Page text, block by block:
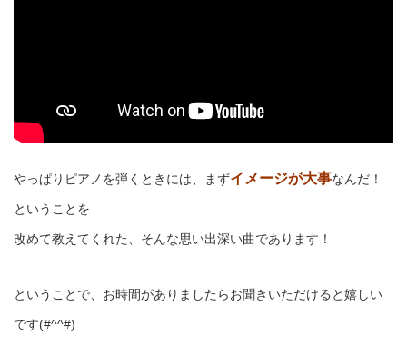
やっぱりピアノを弾くときには、まずイメージが大事なんだ！
ということを
改めて教えてくれた、そんな思い出深い曲であります！
ということで、お時間がありましたらお聞きいただけると嬉しい
です(#^^#)